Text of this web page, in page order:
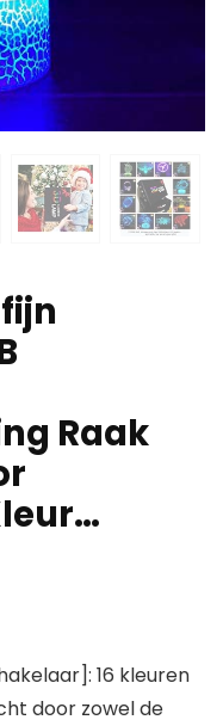
Raak
16 kleuren
door zowel de